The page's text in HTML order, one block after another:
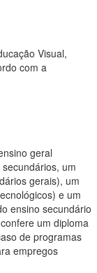
Visual,
com a
geral
um
gerais), um
e um
ensino secundário
um diploma
de programas
empregos